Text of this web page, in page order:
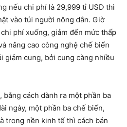
nếu chi phí là 29,999 tỉ USD thì
vào túi người nông dân. Giờ
phí xuống, giảm đến mức thấp
nâng cao công nghệ chế biến
giảm cung, bởi cung càng nhiều
cách dành ra một phần ba
ngày, một phần ba chế biến,
trong nền kinh tế thì cách bán